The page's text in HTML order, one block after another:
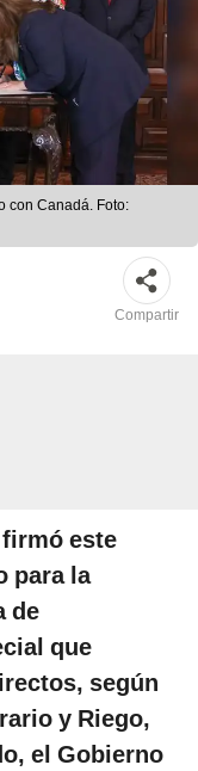
con Canadá. Foto:
Compartir
este
para la
de
que
según
y Riego,
el Gobierno